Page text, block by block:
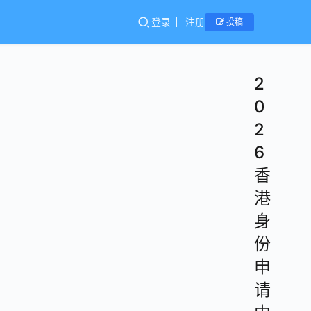
登录 注册 投稿
2
0
2
6
香
港
身
份
申
请